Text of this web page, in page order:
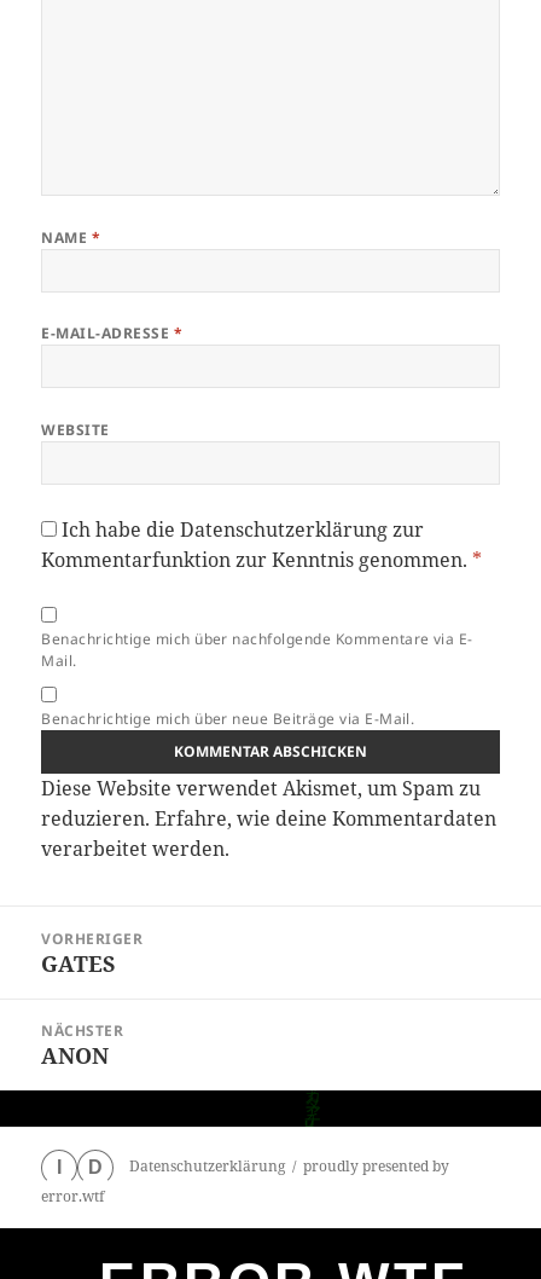
NAME *
E-MAIL-ADRESSE *
WEBSITE
Ich habe dieDatenschutzerklärungzur
Kommentarfunktion zur Kenntnis genommen. *
Benachrichtige mich über nachfolgende Kommentare via E-
Mail.
Benachrichtige mich über neue Beiträge via E-Mail.
Diese Website verwendet Akismet, um Spam zu
reduzieren.Erfahre, wie deine Kommentardaten
verarbeitet werden.
VORHERIGER
Vorheriger
GATES
NÄCHSTER
Nächster
Beitrag:
ANON
D Datenschutzerklärung
proudly presented by
error.wtf